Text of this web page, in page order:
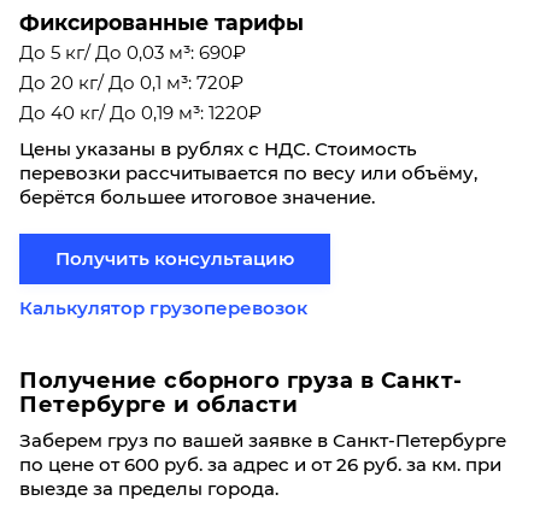
Фиксированные тарифы
До 5 кг/ До 0,03 м³: 690₽
До 20 кг/ До 0,1 м³: 720₽
До 40 кг/ До 0,19 м³: 1220₽
Цены указаны в рублях с НДС. Стоимость
перевозки рассчитывается по весу или объёму,
берётся большее итоговое значение.
Получить консультацию
Калькулятор грузоперевозок
Получение сборного груза в Санкт-
Петербурге и области
Заберем груз по вашей заявке в Санкт-Петербурге
по цене от 600 руб. за адрес и от 26 руб. за км. при
выезде за пределы города.